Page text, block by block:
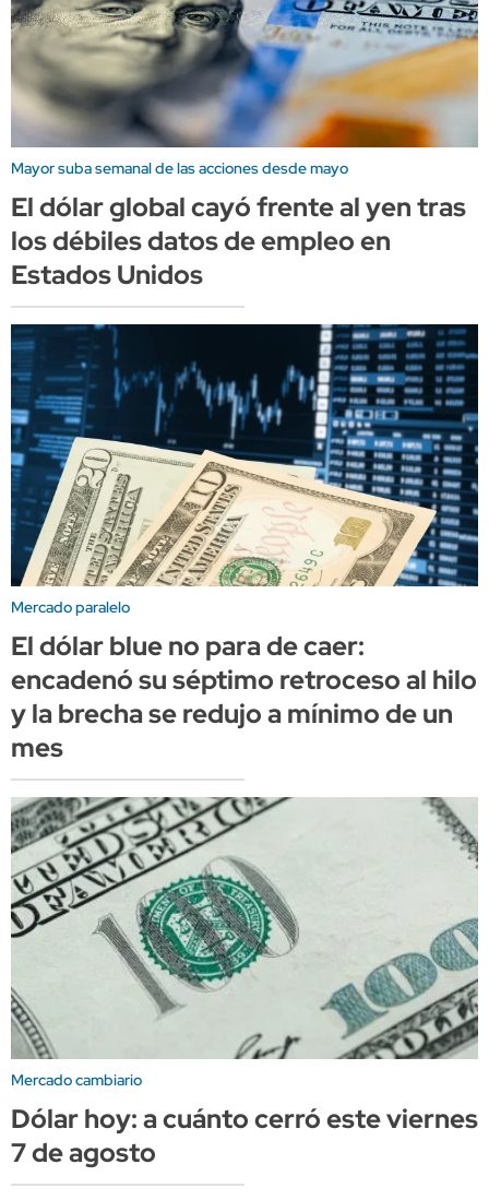
Mayor suba semanal de las acciones desde mayo
El dólar global cayó frente al yen tras
los débiles datos de empleo en
Estados Unidos
Mercado paralelo
El dólar blue no para de caer:
encadenó su séptimo retroceso al hilo
y la brecha se redujo a mínimo de un
mes
Mercado cambiario
Dólar hoy: a cuánto cerró este viernes
7 de agosto